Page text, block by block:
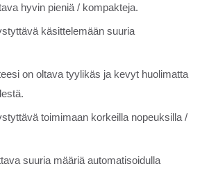
hyvin pieniä / kompakteja.
käsittelemään suuria
on oltava tyylikäs ja kevyt huolimatta
toimimaan korkeilla nopeuksilla /
suuria määriä automatisoidulla